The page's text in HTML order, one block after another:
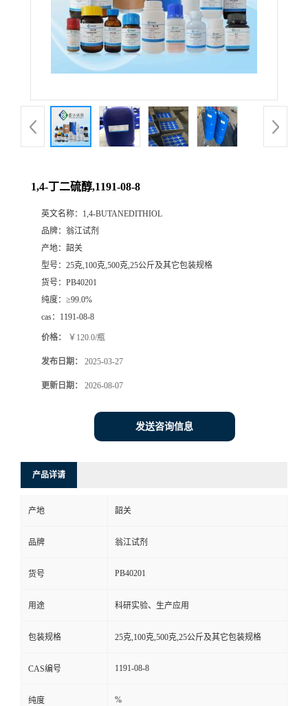
1,4-丁二硫醇,1191-08-8
英文名称： 1,4-BUTANEDITHIOL
品牌： 翁江试剂
产地： 韶关
型号： 25克,100克,500克,25公斤及其它包装规格
货号： PB40201
纯度： ≥99.0%
cas： 1191-08-8
价格： ￥120.0/瓶
发布日期： 2025-03-27
更新日期： 2026-08-07
发送咨询信息
产品详请
产地 韶关
品牌 翁江试剂
货号 PB40201
用途 科研实验、生产应用
包装规格 25克,100克,500克,25公斤及其它包装规格
CAS编号 1191-08-8
纯度 %